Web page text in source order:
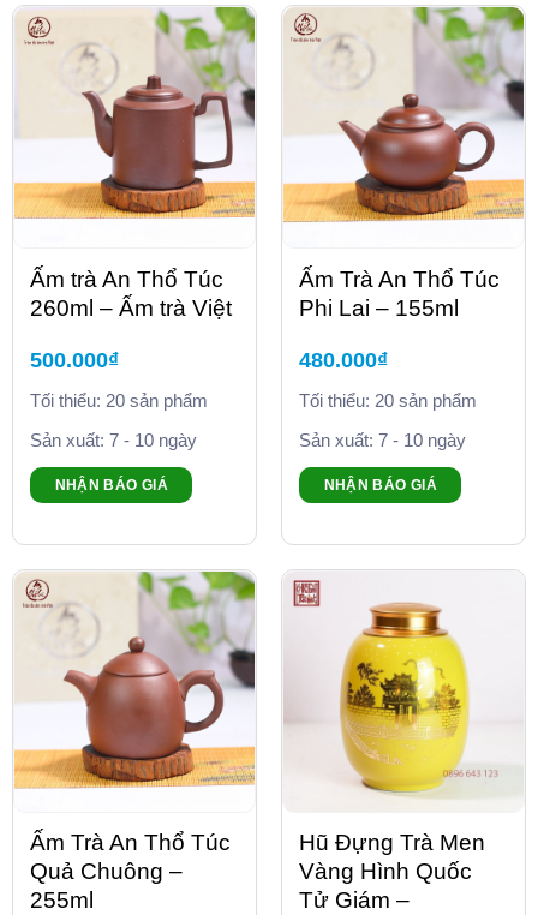
Ấm trà An Thổ Túc
260ml – Ấm trà Việt
500.000₫
Tối thiểu: 20 sản phẩm
Sản xuất: 7 - 10 ngày
NHẬN BÁO GIÁ
Ấm Trà An Thổ Túc
Phi Lai – 155ml
480.000₫
Tối thiểu: 20 sản phẩm
Sản xuất: 7 - 10 ngày
NHẬN BÁO GIÁ
Ấm Trà An Thổ Túc
Quả Chuông –
255ml
Hũ Đựng Trà Men
Vàng Hình Quốc
Tử Giám –